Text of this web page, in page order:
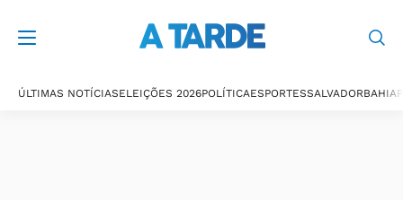
ÚLTIMAS NOTÍCIASELEIÇÕES 2026POLÍTICAESPORTESSALVADORBAHIA